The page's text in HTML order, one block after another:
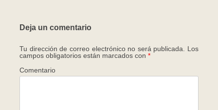
Deja un comentario
Tu dirección de correo electrónico no será publicada. Los
campos obligatorios están marcados con *
Comentario